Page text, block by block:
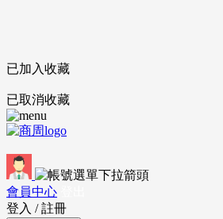
已加入收藏
已取消收藏
會員中心
登入 / 註冊